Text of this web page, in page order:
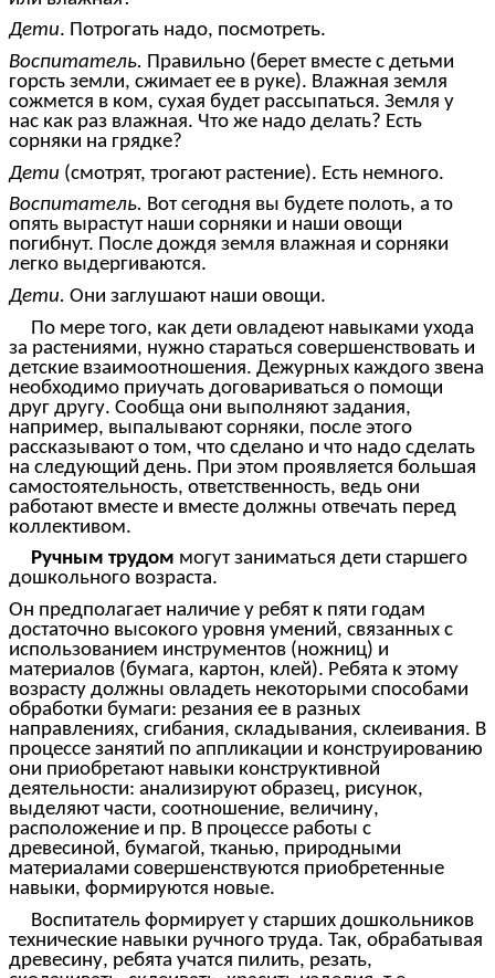
Дети. Потрогать надо, посмотреть.
Воспитатель. Правильно (берет вместе с детьми
горсть земли, сжимает ее в руке). Влажная земля
сожмется в ком, сухая будет рассыпаться. Земля у
нас как раз влажная. Что же надо делать? Есть
сорняки на грядке?
Дети (смотрят, трогают растение). Есть немного.
Воспитатель. Вот сегодня вы будете полоть, а то
опять вырастут наши сорняки и наши овощи
погибнут. После дождя земля влажная и сорняки
легко выдергиваются.
Дети. Они заглушают наши овощи.
По мере того, как дети овладеют навыками ухода
за растениями, нужно стараться совершенствовать и
детские взаимоотношения. Дежурных каждого звена
необходимо приучать договариваться о помощи
друг другу. Сообща они выполняют задания,
например, выпалывают сорняки, после этого
рассказывают о том, что сделано и что надо сделать
на следующий день. При этом проявляется большая
самостоятельность, ответственность, ведь они
работают вместе и вместе должны отвечать перед
коллективом.
Ручным трудом могут заниматься дети старшего
дошкольного возраста.
Он предполагает наличие у ребят к пяти годам
достаточно высокого уровня умений, связанных с
использованием инструментов (ножниц) и
материалов (бумага, картон, клей). Ребята к этому
возрасту должны овладеть некоторыми способами
обработки бумаги: резания ее в разных
направлениях, сгибания, складывания, склеивания. В
процессе занятий по аппликации и конструированию
они приобретают навыки конструктивной
деятельности: анализируют образец, рисунок,
выделяют части, соотношение, величину,
расположение и пр. В процессе работы с
древесиной, бумагой, тканью, природными
материалами совершенствуются приобретенные
навыки, формируются новые.
Воспитатель формирует у старших дошкольников
технические навыки ручного труда. Так, обрабатывая
древесину, ребята учатся пилить, резать,